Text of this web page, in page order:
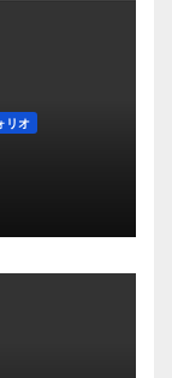
リオ